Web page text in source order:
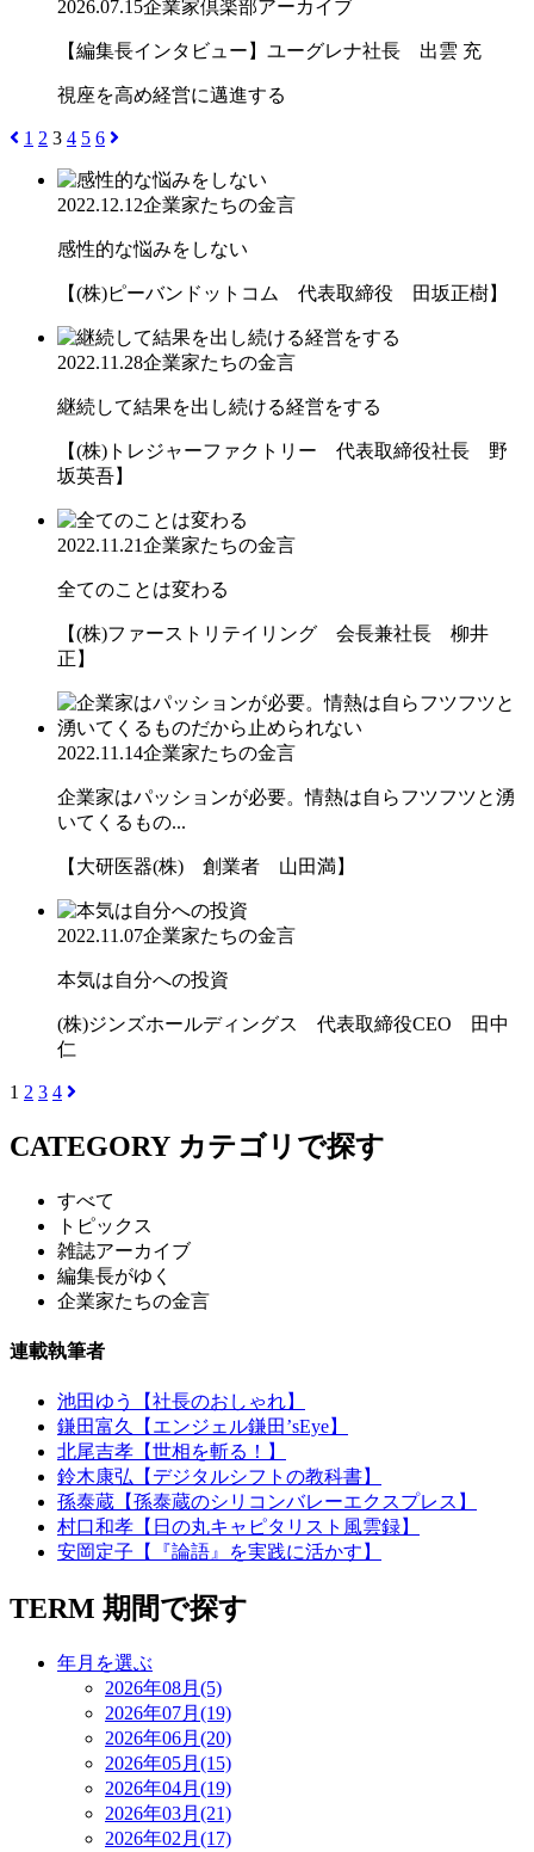
2026.07.15企業家倶楽部アーカイブ
【編集長インタビュー】ユーグレナ社長 出雲 充
視座を高め経営に邁進する
1 2 3 4 5 6
2022.12.12企業家たちの金言
感性的な悩みをしない
【(株)ピーバンドットコム 代表取締役 田坂正樹】
2022.11.28企業家たちの金言
継続して結果を出し続ける経営をする
【(株)トレジャーファクトリー 代表取締役社長 野
坂英吾】
2022.11.21企業家たちの金言
全てのことは変わる
【(株)ファーストリテイリング 会長兼社長 柳井
正】
2022.11.14企業家たちの金言
企業家はパッションが必要。情熱は自らフツフツと湧
いてくるもの...
【大研医器(株) 創業者 山田満】
2022.11.07企業家たちの金言
本気は自分への投資
(株)ジンズホールディングス 代表取締役CEO 田中
仁
1 2 3 4
CATEGORY カテゴリで探す
すべて
トピックス
雑誌アーカイブ
編集長がゆく
企業家たちの金言
連載執筆者
池田ゆう【社長のおしゃれ】
鎌田富久【エンジェル鎌田’sEye】
北尾吉孝【世相を斬る！】
鈴木康弘【デジタルシフトの教科書】
孫泰蔵【孫泰蔵のシリコンバレーエクスプレス】
村口和孝【日の丸キャピタリスト風雲録】
安岡定子【『論語』を実践に活かす】
TERM 期間で探す
年月を選ぶ
2026年08月(5)
2026年07月(19)
2026年06月(20)
2026年05月(15)
2026年04月(19)
2026年03月(21)
2026年02月(17)